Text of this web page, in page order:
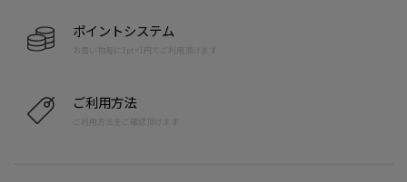
ポイントシステム
お買い物毎に1pt=1円でご利用頂けます
ご利用方法
ご利用方法をご確認頂けます